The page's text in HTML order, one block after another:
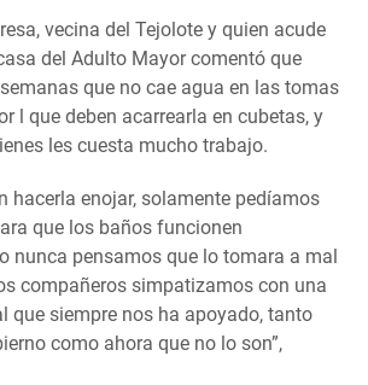
vecina del Tejolote y quien acude
del Adulto Mayor comentó que
que no cae agua en las tomas
l que deben acarrearla en cubetas, y
les cuesta mucho trabajo.
hacerla enojar, solamente pedíamos
que los baños funcionen
nunca pensamos que lo tomara a mal
compañeros simpatizamos con una
que siempre nos ha apoyado, tanto
como ahora que no lo son”,